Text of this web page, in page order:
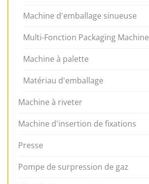
Machine d'emballage sinueuse
Multi-Fonction Packaging Machine
Machine à palette
Matériau d'emballage
Machine à riveter
Machine d'insertion de fixations
Presse
Pompe de surpression de gaz